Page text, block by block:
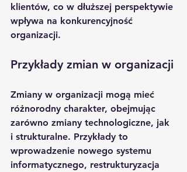
klientów, co w dłuższej perspektywie
wpływa na konkurencyjność
organizacji.
Przykłady zmian w organizacji
Zmiany w organizacji mogą mieć
różnorodny charakter, obejmując
zarówno zmiany technologiczne, jak
i strukturalne. Przykłady to
wprowadzenie nowego systemu
informatycznego, restrukturyzacja